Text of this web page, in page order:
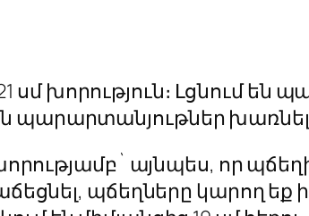
խորություն։ Լցնում են
պարարտանյութներ
այնպես, որ
պճեղները կարող